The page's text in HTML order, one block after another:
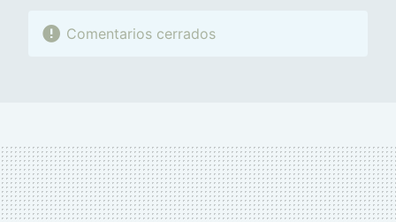
Comentarios cerrados